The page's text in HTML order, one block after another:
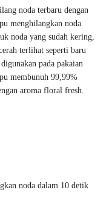
noda terbaru dengan
menghilangkan noda
noda yang sudah kering,
terlihat seperti baru
pada pakaian
membunuh 99,99%
aroma floral fresh.
noda dalam 10 detik